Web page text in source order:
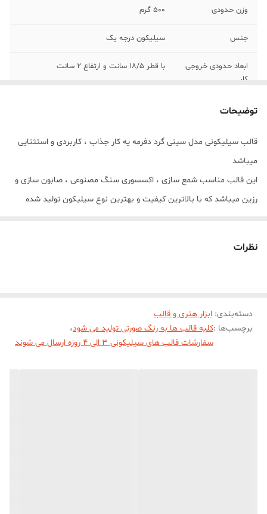
وزن حدودی 500 گرم
جنس سیلیکون درجه یک
ابعاد حدودی خروجی
کار
با قطر 18/5 سانت و ارتفاع 2 سانت
توضیحات
قالب سیلیکونی مدل سینی گرد دفرمه یه کار جذاب ، کاربردی و استثنایی
میباشد
این قالب مناسب شمع سازی ، اکسسوری سنگ مصنوعی ، صابون سازی و
رزین میباشد که با بالاترین کیفیت و بهترین نوع سیلیکون تولید شده
نظرات
دسته‌بندی: ابزار هنری و قالب
برچسب‌ها :کلیه قالب ها به رنگ صورتی تولید می شود،
سفارشات قالب های سیلیکونی 3 الی 4 روزه ارسال می شوند